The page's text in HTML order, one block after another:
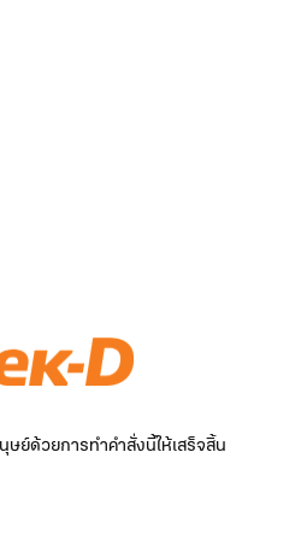
ย์ด้วยการทำคำสั่งนี้ให้เสร็จสิ้น